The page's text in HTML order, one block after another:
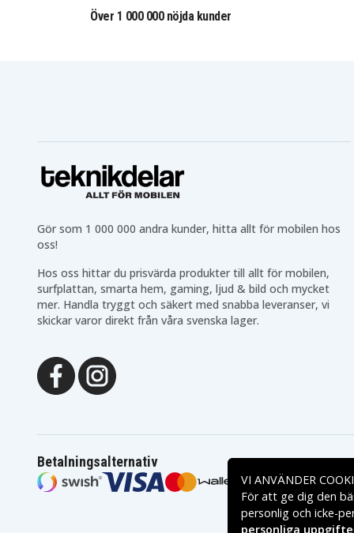
Över 1 000 000 nöjda kunder
Gör som 1 000 000 andra kunder, hitta allt för mobilen hos
oss!
Hos oss hittar du prisvärda produkter till allt för mobilen,
surfplattan, smarta hem, gaming, ljud & bild och mycket
mer. Handla tryggt och säkert med snabba leveranser, vi
skickar varor direkt från våra svenska lager.
Betalningsalternativ
VI ANVÄNDER
För att ge dig den
personlig och icke-
personliga